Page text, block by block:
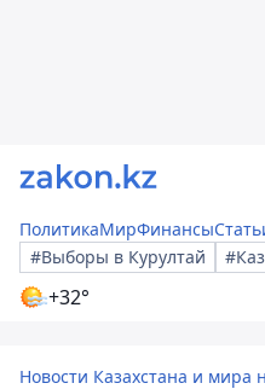
ПолитикаМирФинансы
#Выборы в Курултай
+32°
Новости Казахстана и мира